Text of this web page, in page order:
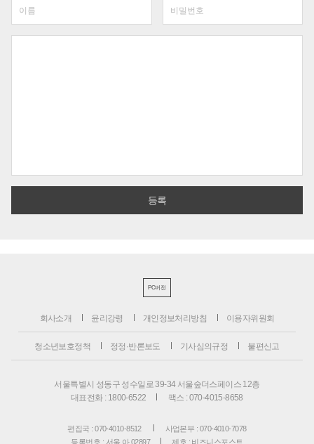
PC버전
회사소개 윤리강령 개인정보처리방침 이용자위원회
청소년보호정책 정정·반론보도 기사심의규정 불편신고
서울특별시 성동구 성수일로 39-34 서울숲더스페이스 12층
대표전화 : 1800-6522
팩스 : 070-4015-8658
편집국 : 070-4010-8512
사업본부 : 070-4010-7078
등록번호 : 서울 아 02897
제호 : 비즈니스포스트